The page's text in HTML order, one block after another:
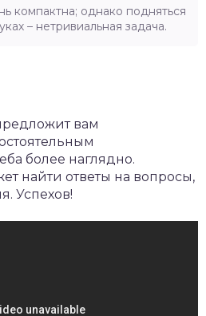
компактна; однако подняться
– нетривиальная задача.
вам
более наглядно.
найти ответы на вопросы,
Успехов!